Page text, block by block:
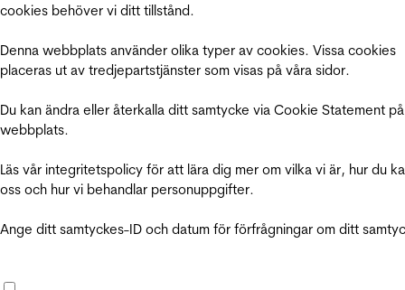
cookies behöver vi ditt tillstånd.
Denna webbplats använder olika typer av cookies. Vissa cookies
placeras ut av tredjepartstjänster som visas på våra sidor.
Du kan ändra eller återkalla ditt samtycke via Cookie Statement
webbplats.
Läs vår integritetspolicy för att lära dig mer om vilka vi är, hur du
oss och hur vi behandlar personuppgifter.
Ange ditt samtyckes-ID och datum för förfrågningar om ditt